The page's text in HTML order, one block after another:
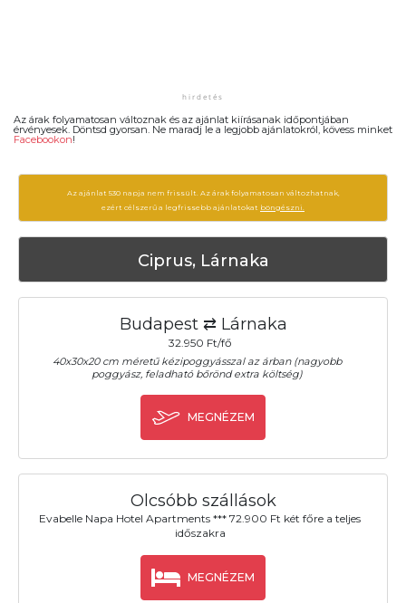
Az árak folyamatosan változnak és az ajánlat kiírásanak időpontjában
érvényesek. Döntsd gyorsan. Ne maradj le a legjobb ajánlatokról, kövess minket
Facebookon!
Az ajánlat 530 napja nem frissült. Az árak folyamatosan változhatnak,
ezért célszerű a legfrissebb ajánlatokat böngészni.
Ciprus, Lárnaka
Budapest ⇄ Lárnaka
32.950 Ft/fő
40x30x20 cm méretű kézipoggyásszal az árban (nagyobb
poggyász, feladható bőrönd extra költség)
MEGNÉZEM
Olcsóbb szállások
Evabelle Napa Hotel Apartments *** 72.900 Ft két főre a teljes
időszakra
MEGNÉZEM